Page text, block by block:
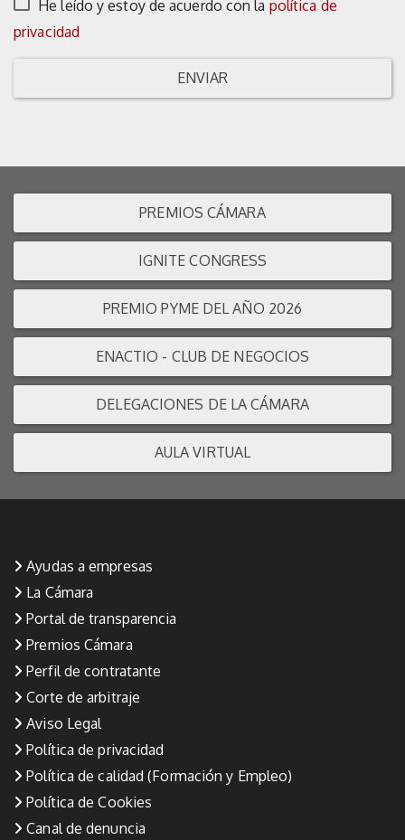
He leído y estoy de acuerdo con la política de
privacidad
ENVIAR
PREMIOS CÁMARA
IGNITE CONGRESS
PREMIO PYME DEL AÑO 2026
ENACTIO - CLUB DE NEGOCIOS
DELEGACIONES DE LA CÁMARA
AULA VIRTUAL
Ayudas a empresas
La Cámara
Portal de transparencia
Premios Cámara
Perfil de contratante
Corte de arbitraje
Aviso Legal
Política de privacidad
Política de calidad (Formación y Empleo)
Política de Cookies
Canal de denuncia